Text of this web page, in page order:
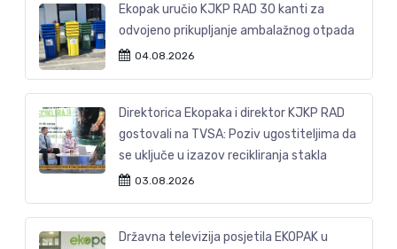
Ekopak uručio KJKP RAD 30 kanti za
odvojeno prikupljanje ambalažnog otpada
04.08.2026
Direktorica Ekopaka i direktor KJKP RAD
gostovali na TVSA: Poziv ugostiteljima da
se uključe u izazov recikliranja stakla
03.08.2026
Državna televizija posjetila EKOPAK u